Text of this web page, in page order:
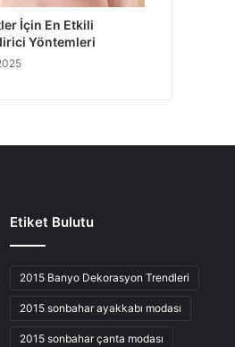
İçin En Etkili
Yöntemleri
Etiket Bulutu
2015 Banyo Dekorasyon Trendleri
2015 sonbahar ayakkabı modası
2015 sonbahar çanta modası